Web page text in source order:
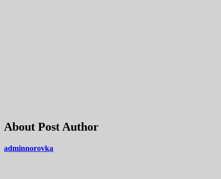
About Post Author
adminnorovka